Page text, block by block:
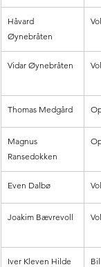
Håvard
Øynebråten
Vidar Øynebråten
Thomas Medgård
Magnus
Ransedokken
Even Dalbø
Joakim Bævrevoll
Iver Kleven Hilde Bil